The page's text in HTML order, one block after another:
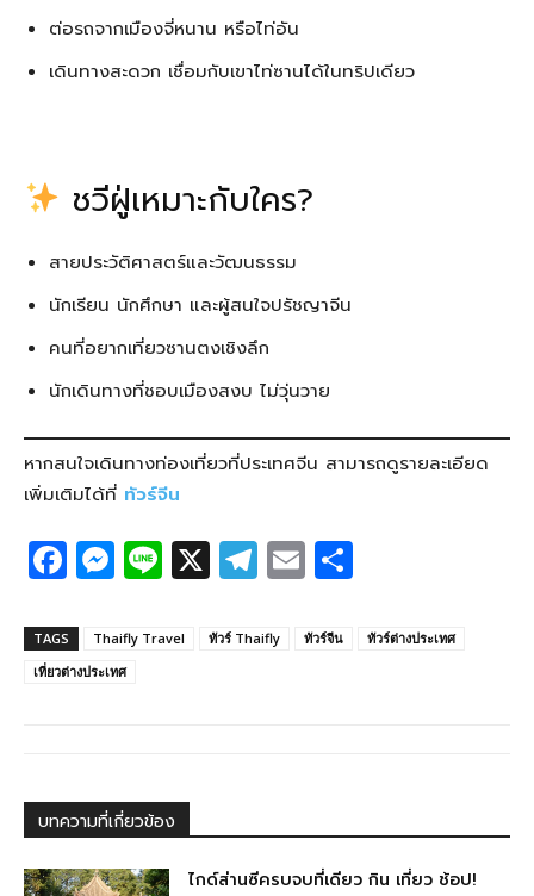
ต่อรถจากเมืองจี่หนาน หรือไท่อัน
เดินทางสะดวก เชื่อมกับเขาไท่ซานได้ในทริปเดียว
ชวีฝู่เหมาะกับใคร?
สายประวัติศาสตร์และวัฒนธรรม
นักเรียน นักศึกษา และผู้สนใจปรัชญาจีน
คนที่อยากเที่ยวซานตงเชิงลึก
นักเดินทางที่ชอบเมืองสงบ ไม่วุ่นวาย
หากสนใจเดินทางท่องเที่ยวที่ประเทศจีน สามารถดูรายละเอียด
เพิ่มเติมได้ที่ ทัวร์จีน
F
a
c
e
o
k
M
e
ss
e
er
Li
n
e
X T
el
e
E
m
ail ar
TAGS Thaifly Travel ทัวร์ Thaifly ทัวร์จีน
ทัวร์ต่างประเทศ
เที่ยวต่างประเทศ
บทความที่เกี่ยวข้อง
ไกด์ส่านซีครบจบที่เดียว กิน เที่ยว ช้อป!